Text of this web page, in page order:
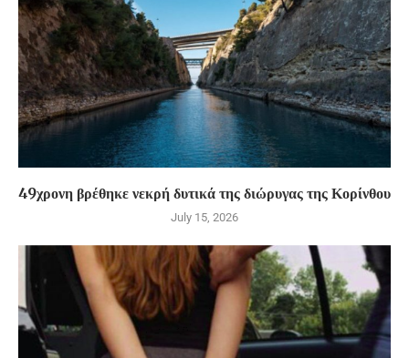
49χρονη βρέθηκε νεκρή δυτικά της διώρυγας της Κορίνθου
July 15, 2026